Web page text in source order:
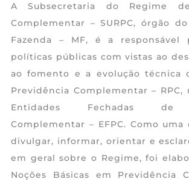
A Subsecretaria do Regime
Complementar – SURPC, órgão
Fazenda – MF, é a responsável
políticas públicas com vistas ao
ao fomento e a evolução técnica
Previdência Complementar –
Entidades Fechadas de
Complementar – EFPC. Como uma
divulgar, informar, orientar e
em geral sobre o Regime, foi
Noções Básicas em Previdência